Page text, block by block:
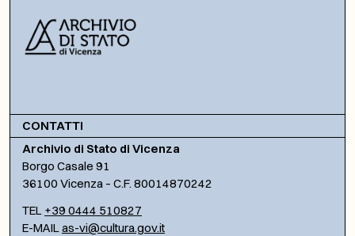
CONTATTI
Archivio di Stato di Vicenza
Borgo Casale 91
36100 Vicenza – C.F. 80014870242
TEL +39 0444 510827
E-MAILas-vi@cultura.gov.it